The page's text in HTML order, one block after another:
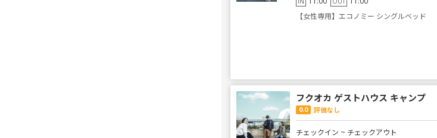
【女性専用】エコノミー シングルベッド
フクオカ ゲストハウス キャンプ
0.0 評価なし
チェックイン ~ チェックアウト